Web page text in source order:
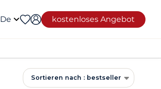
De kostenloses Angebot
Sortieren nach : bestseller